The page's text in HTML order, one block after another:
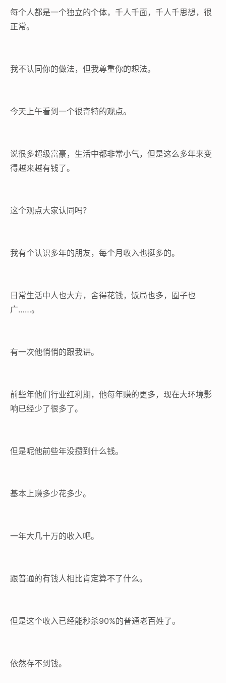
每个人都是一个独立的个体，千人千面，千人千思想，很
正常。
我不认同你的做法，但我尊重你的想法。
今天上午看到一个很奇特的观点。
说很多超级富豪，生活中都非常小气，但是这么多年来变
得越来越有钱了。
这个观点大家认同吗？
我有个认识多年的朋友，每个月收入也挺多的。
日常生活中人也大方，舍得花钱，饭局也多，圈子也
广……。
有一次他悄悄的跟我讲。
前些年他们行业红利期，他每年赚的更多，现在大环境影
响已经少了很多了。
但是呢他前些年没攒到什么钱。
基本上赚多少花多少。
一年大几十万的收入吧。
跟普通的有钱人相比肯定算不了什么。
但是这个收入已经能秒杀90%的普通老百姓了。
依然存不到钱。